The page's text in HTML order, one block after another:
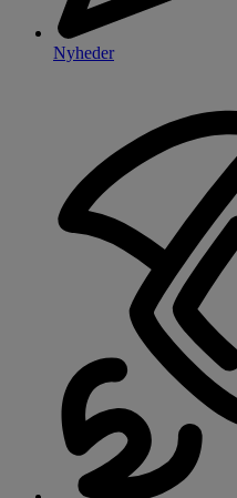
Nyheder